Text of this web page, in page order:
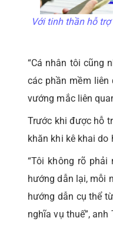
Với tinh thần hỗ
“Cá nhân tôi cũng
các phần mềm liên
vướng mắc liên
Trước khi được hỗ
khăn khi kê khai do
“Tôi không rõ
hướng dẫn lại, mỗi
hướng dẫn cụ thể
nghĩa vụ thuế”, anh